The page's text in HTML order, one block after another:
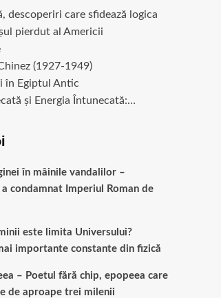
descoperiri care sfidează logica
pierdut al Americii
(1927-1949)
în Egiptul Antic
și Energia Întunecată:…
în mâinile vandalilor –
condamnat Imperiul Roman de
este limita Universului?
importante constante din fizică
– Poetul fără chip, epopeea care
de aproape trei milenii